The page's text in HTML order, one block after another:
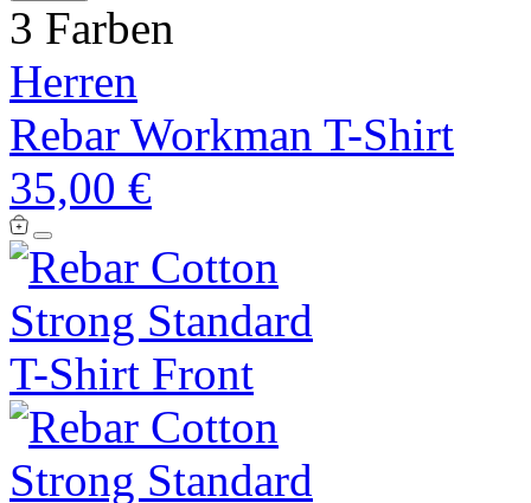
3 Farben
Herren
Rebar Workman T-Shirt
35,00 €